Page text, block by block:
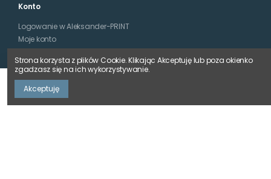
Konto
Logowanie w Aleksander-PRINT
Moje konto
Historia zamówień w Aleksander-PRINT
Śledzenie zamówień gości Aleksander-PRINT
O Nas
O nas
Strona korzysta z plików Cookie. Klikając Akceptuję lub poza okienko
zgadzasz się na ich wykorzystywanie.
Akceptuję